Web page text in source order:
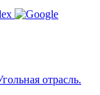
отрасль.